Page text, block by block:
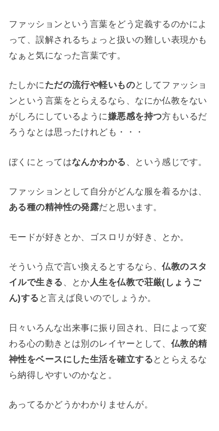
ファッションという言葉をどう定義するのかによ
って、誤解されるちょっと扱いの難しい表現かも
なぁと気になった言葉です。
たしかにただの流行や軽いものとしてファッショ
ンという言葉をとらえるなら、なにか仏教をない
がしろにしているように嫌悪感を持つ方もいるだ
ろうなとは思ったけれども・・・
ぼくにとってはなんかわかる 、という感じです。
ファッションとして自分がどんな服を着るかは、
ある種の精神性の発露だと思います。
モードが好きとか、ゴスロリが好き、とか。
そういう点で言い換えるとするなら、仏教のスタ
イルで生きる 、とか人生を仏教で荘厳(しょうご
ん)する と言えば良いのでしょうか。
日々いろんな出来事に振り回され、日によって変
わる心の動きとは別のレイヤーとして、 仏教的精
神性をベースにした生活を確立する ととらえるな
ら納得しやすいのかなと。
あってるかどうかわかりませんが。